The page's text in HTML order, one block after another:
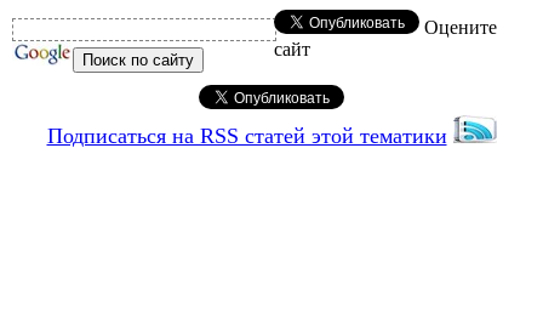
Оцените
сайт
Подписаться на RSS статей этой тематики